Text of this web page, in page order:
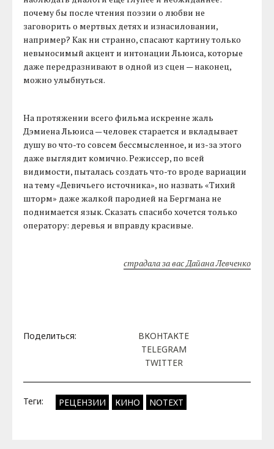
почему бы после чтения поэзии о любви не
заговорить о мертвых детях и изнасиловании,
например? Как ни странно, спасают картину только
невыносимый акцент и интонации Льюиса, которые
даже передразнивают в одной из сцен — наконец,
можно улыбнуться.
На протяжении всего фильма искренне жаль
Дэмиена Льюиса — человек старается и вкладывает
душу во что-то совсем бессмысленное, и из-за этого
даже выглядит комично. Режиссер, по всей
видимости, пыталась создать что-то вроде вариации
на тему «Девичьего источника», но назвать «Тихий
шторм» даже жалкой пародией на Бергмана не
поднимается язык. Сказать спасибо хочется только
оператору: деревья и вправду красивые.
страдала за вас Дайана Левченко
Поделиться:
ВКОНТАКТЕ
TELEGRAM
TWITTER
Теги: РЕЦЕНЗИИ КИНО NOTEXT